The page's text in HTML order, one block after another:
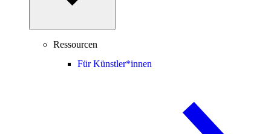
Ressourcen
Für Künstler*innen